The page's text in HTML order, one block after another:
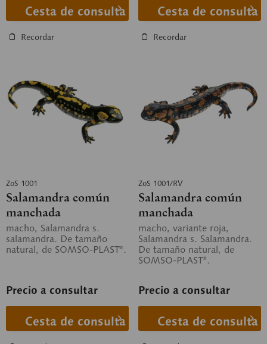
Cesta de consulta
Recordar
Cesta de consulta
Recordar
ZoS 1001
Salamandra común
manchada
macho, Salamandra s.
salamandra. De tamaño
natural, de SOMSO-PLAST®.
Precio a consultar
Cesta de consulta
ZoS 1001/RV
Salamandra común
manchada
macho, variante roja,
Salamandra s. Salamandra.
De tamaño natural, de
SOMSO-PLAST®.
Precio a consultar
Cesta de consulta